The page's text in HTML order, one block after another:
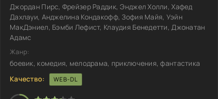
Джордан Пирс, Фрейзер Раддик, Энджел Холли, Хафед
Дахлауи, Анджелина Кондакофф, Зофия Майя, Уэйн
МакДэниел, Бэмби Лефист, Клаудия Бенедетти, Джонатан
Адамс
Жанр:
боевик, комедия, мелодрама, приключения, фантастика
Качество:
WEB-DL